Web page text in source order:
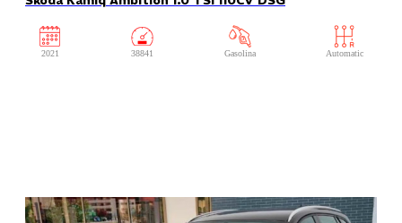
2021 38841 Gasolina Automatic